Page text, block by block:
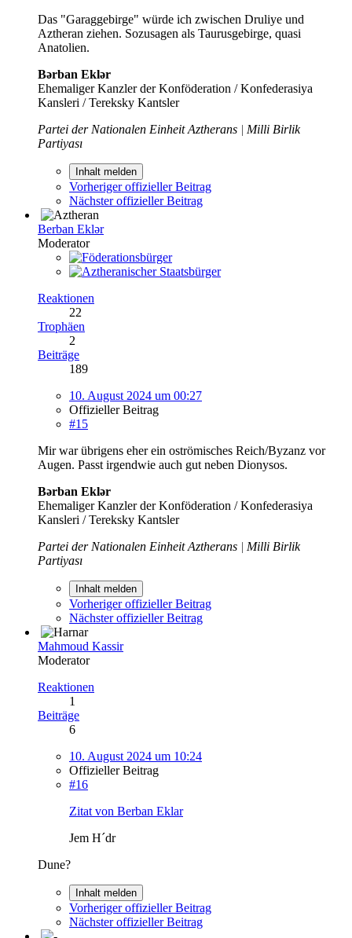
Das "Garaggebirge" würde ich zwischen Druliye und
Aztheran ziehen. Sozusagen als Taurusgebirge, quasi
Anatolien.
Bərban Eklər
Ehemaliger Kanzler der Konföderation / Konfederasiya
Kansleri / Tereksky Kantsler
Partei der Nationalen Einheit Aztherans | Milli Birlik
Partiyası
Inhalt melden
Vorheriger offizieller Beitrag
Nächster offizieller Beitrag
Berban Eklər
Moderator
Reaktionen
22
Trophäen
2
Beiträge
189
10. August 2024 um 00:27
Offizieller Beitrag
#15
Mir war übrigens eher ein oströmisches Reich/Byzanz vor
Augen. Passt irgendwie auch gut neben Dionysos.
Bərban Eklər
Ehemaliger Kanzler der Konföderation / Konfederasiya
Kansleri / Tereksky Kantsler
Partei der Nationalen Einheit Aztherans | Milli Birlik
Partiyası
Inhalt melden
Vorheriger offizieller Beitrag
Nächster offizieller Beitrag
Mahmoud Kassir
Moderator
Reaktionen
1
Beiträge
6
10. August 2024 um 10:24
Offizieller Beitrag
#16
Zitat von Berban Eklar
Jem H´dr
Dune?
Inhalt melden
Vorheriger offizieller Beitrag
Nächster offizieller Beitrag